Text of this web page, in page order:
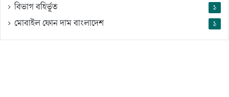
বিভাগ বহির্ভূত ১
মোবাইল ফোন দাম বাংলাদেশ ১